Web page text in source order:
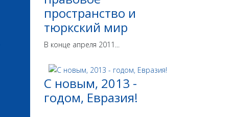
пространство и
тюркский мир
В конце апреля 2011...
С новым, 2013 -
годом, Евразия!